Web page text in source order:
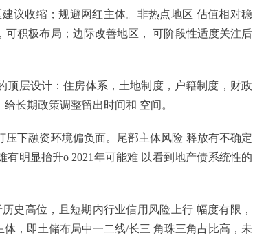
议收缩；规避网红主体。非热点地区 估值相对稳
积极布局；边际改善地区， 可阶段性适度关注后
顶层设计：住房体系，土地制度，户籍制度，财政
长期政策调整留出时间和 空间。
下融资环境偏负面。尾部主体风险 释放有不确定
明显抬升o 2021年可能难 以看到地产债系统性的
史高位，且短期内行业信用风险上行 幅度有限，
，即土储布局中一二线/长三 角珠三角占比高，未